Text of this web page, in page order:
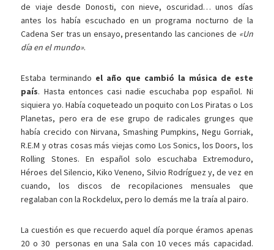
de viaje desde Donosti, con nieve, oscuridad… unos días
antes los había escuchado en un programa nocturno de la
Cadena Ser tras un ensayo, presentando las canciones de «Un
día en el mundo».
Estaba terminando el año que cambió la música de este
país. Hasta entonces casi nadie escuchaba pop español. Ni
siquiera yo. Había coqueteado un poquito con Los Piratas o Los
Planetas, pero era de ese grupo de radicales grunges que
había crecido con Nirvana, Smashing Pumpkins, Negu Gorriak,
R.E.M y otras cosas más viejas como Los Sonics, los Doors, los
Rolling Stones. En español solo escuchaba Extremoduro,
Héroes del Silencio, Kiko Veneno, Silvio Rodríguez y, de vez en
cuando, los discos de recopilaciones mensuales que
regalaban con la Rockdelux, pero lo demás me la traía al pairo.
La cuestión es que recuerdo aquel día porque éramos apenas
20 o 30 personas en una Sala con 10 veces más capacidad.